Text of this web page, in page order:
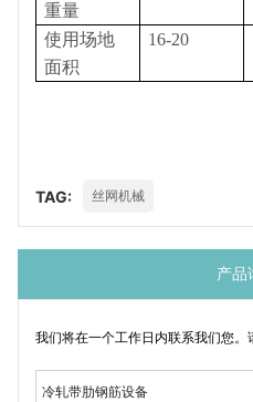
重量
使用场地
面积
16-20
TAG: 丝网机械
产品
我们将在一个工作日内联系我们您。
冷轧带肋钢筋设备